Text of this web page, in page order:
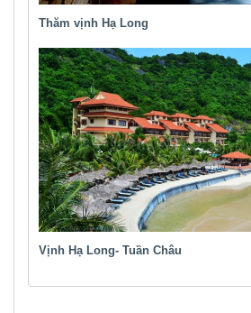
Thăm vịnh Hạ Long
Vịnh Hạ Long- Tuần Châu